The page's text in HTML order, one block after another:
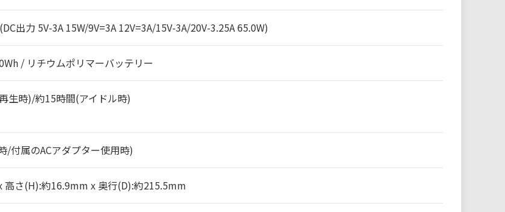
出力 5V-3A 15W/9V=3A 12V=3A/15V-3A/20V-3.25A 65.0W)
/ リチウムポリマーバッテリー
生時)/約15時間(アイドル時)
/付属のACアダプター使用時)
高さ(H):約16.9mm x 奥行(D):約215.5mm